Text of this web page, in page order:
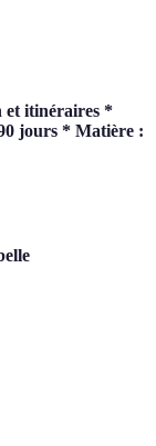
et itinéraires *
jours * Matière :